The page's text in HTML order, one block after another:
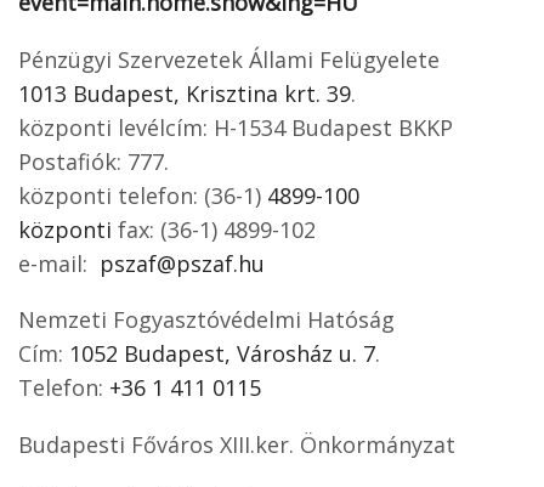
Pénzügyi Szervezetek Állami Felügyelete
1013 Budapest, Krisztina krt. 39.
központi levélcím: H-1534 Budapest BKKP
Postafiók: 777.
központi telefon: (36-1) 4899-100
központi fax: (36-1) 4899-102
e-mail: pszaf@pszaf.hu
Nemzeti Fogyasztóvédelmi Hatóság
Cím: 1052 Budapest, Városház u. 7.
Telefon: +36 1 411 0115
Budapesti Főváros XIII.ker. Önkormányzat